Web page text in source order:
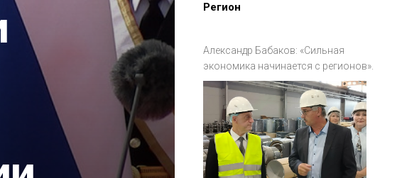
Регион
Александр Бабаков: «Сильная
экономика начинается с регионов».